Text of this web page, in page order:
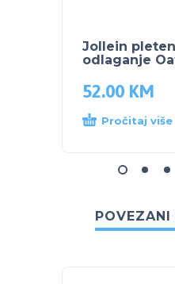
Jollein
odlaganje
52.00 KM
Pročitaj više
POVEZANI